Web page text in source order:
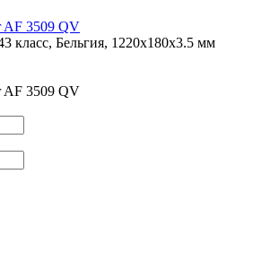
AF 3509 QV
класс, Бельгия, 1220x180x3.5 мм
AF 3509 QV